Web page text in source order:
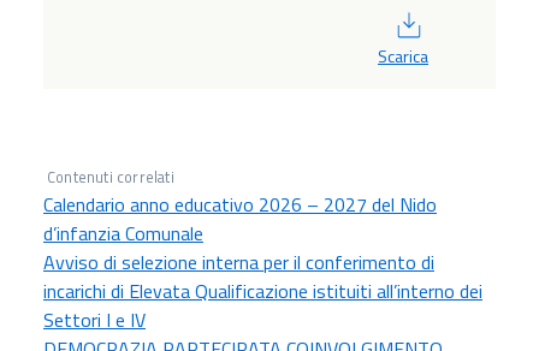
Scarica
Contenuti correlati
Calendario anno educativo 2026 – 2027 del Nido
d’infanzia Comunale
Avviso di selezione interna per il conferimento di
incarichi di Elevata Qualificazione istituiti all’interno dei
Settori I e IV